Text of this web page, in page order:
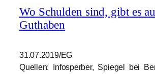
Wo Schulden sind, gibt es
Guthaben
31.07.2019/EG
Quellen: Infosperber, Spiegel bei